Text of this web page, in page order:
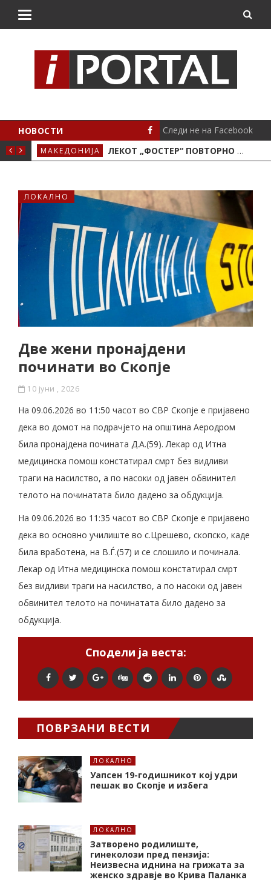
НОВОСТИ
МАКЕДОНИЈА ЛЕКОТ „ФОСТЕР“ ПОВТОРНО ЌЕ СЕ ЗЕМА ПО СТАРА ЦЕНА
Следи не на Facebook
ЛОКАЛНО
Две жени пронајдени
починати во Скопје
10 јуни , 2026
На 09.06.2026 во 11:50 часот во СВР Скопје е пријавено
дека во домот на подрачјето на општина Аеродром
била пронајдена почината Д.А.(59). Лекар од Итна
медицинска помош констатирал смрт без видливи
траги на насилство, а по насоки од јавен обвинител
телото на починатата било дадено за обдукција.
На 09.06.2026 во 11:35 часот во СВР Скопје е пријавено
дека во основно училиште во с.Црешево, скопско, каде
била вработена, на В.Ѓ.(57) и се слошило и починала.
Лекар од Итна медицинска помош констатирал смрт
без видливи траги на насилство, а по насоки од јавен
обвинител телото на починатата било дадено за
обдукција.
Сподели ја веста:
ПОВРЗАНИ ВЕСТИ
ЛОКАЛНО
Уапсен 19-годишникот кој удри
пешак во Скопје и избега
ЛОКАЛНО
Затворено родилиште,
гинеколози пред пензија:
Неизвесна иднина на грижата за
женско здравје во Крива Паланка